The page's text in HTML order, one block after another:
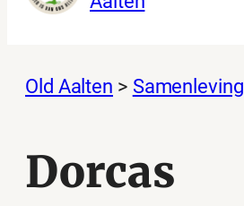
inhoud
Old Aalten > Samenleving
Dorcas